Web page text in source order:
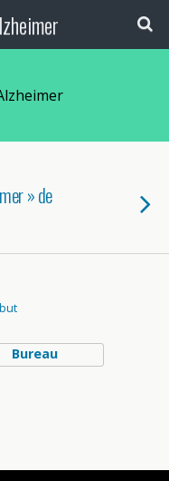
» de
Bureau